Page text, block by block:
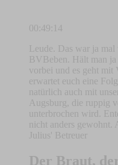
00:49:14
Leude. Das war ja
BVBeben. Hält man
vorbei und es geht mit
erwartet euch eine
natürlich auch mit
Augsburg, die ruppig
unterbrochen wird.
nicht anders
Julius' Betreuer
Der Braut,